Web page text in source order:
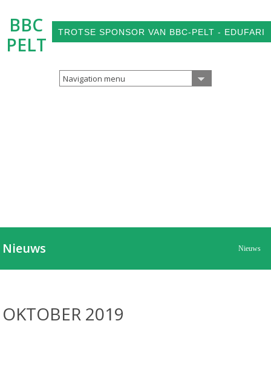
TROTSE SPONSOR VAN BBC-PELT - EDUFARI
BBC
PELT
Navigation menu
Nieuws Nieuws
OKTOBER 2019